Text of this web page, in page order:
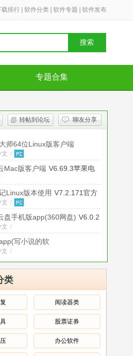
载排行 软件分类 软件专题 软件发布
搜索
专题合集
转帖到论坛 聊友分享
师64位Linux版客户端
官方版
文 /
Mac版客户端 V6.69.3苹果电
Linux版本使用 V7.2.171官方
文 /
盘手机版app(360网盘) V6.0.2
文 /
写小说的软
安卓版
文 /
官方版
文 /
ClassIn
app(淘宝卖家版) v9.8.220安
脑版PC客户端
V4.0.2.845官
文 /
类
阅读器类
股票证券
办公软件